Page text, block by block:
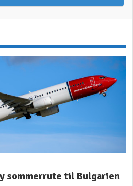
sommerrute til Bulgarien